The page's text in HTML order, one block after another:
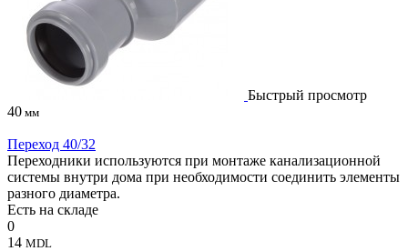
Быстрый просмотр
40 мм
Переход 40/32
Переходники используются при монтаже канализационной
системы внутри дома при необходимости соединить элементы
разного диаметра.
Есть на складе
0
14 MDL